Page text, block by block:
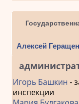
Алексей
Игорь Башкин -
инспекции